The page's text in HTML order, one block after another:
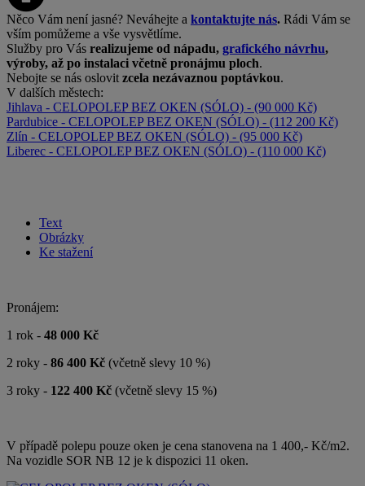
Něco Vám není jasné? Neváhejte a kontaktujte nás. Rádi Vám se
vším pomůžeme a vše vysvětlíme.
Služby pro Vás realizujeme od nápadu, grafického návrhu,
výroby, až po instalaci včetně pronájmu ploch.
Nebojte se nás oslovit zcela nezávaznou poptávkou.
V dalších městech:
Jihlava - CELOPOLEP BEZ OKEN (SÓLO) - (90 000 Kč)
Pardubice - CELOPOLEP BEZ OKEN (SÓLO) - (112 200 Kč)
Zlín - CELOPOLEP BEZ OKEN (SÓLO) - (95 000 Kč)
Liberec - CELOPOLEP BEZ OKEN (SÓLO) - (110 000 Kč)
Text
Obrázky
Ke stažení
Pronájem:
1 rok - 48 000 Kč
2 roky - 86 400 Kč (včetně slevy 10 %)
3 roky - 122 400 Kč (včetně slevy 15 %)
V případě polepu pouze oken je cena stanovena na 1 400,- Kč/m2.
Na vozidle SOR NB 12 je k dispozici 11 oken.